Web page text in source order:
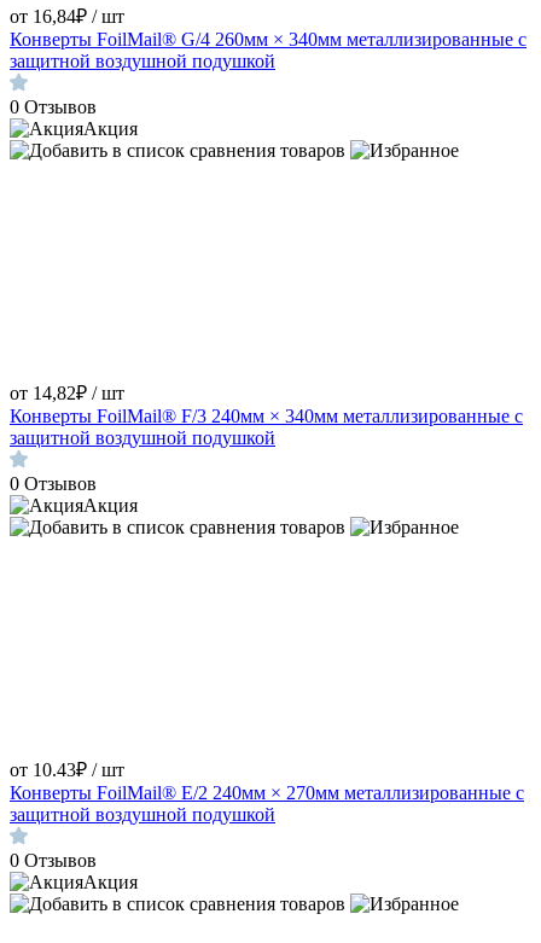
от 16,84₽ / шт
Конверты FoilMail® G/4 260мм × 340мм металлизированные с
защитной воздушной подушкой
0 Отзывов
Акция
от 14,82₽ / шт
Конверты FoilMail® F/3 240мм × 340мм металлизированные с
защитной воздушной подушкой
0 Отзывов
Акция
от 10.43₽ / шт
Конверты FoilMail® E/2 240мм × 270мм металлизированные с
защитной воздушной подушкой
0 Отзывов
Акция